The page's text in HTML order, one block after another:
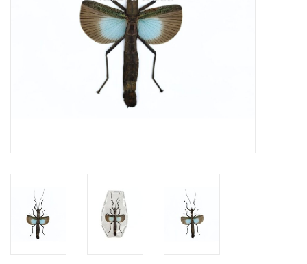
Huiden & vachten
Overige naturalia